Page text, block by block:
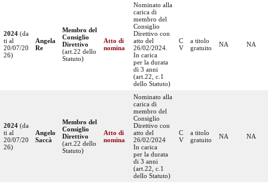
2024(da
ti al
20/07/20
26)
Angela
Re
Membro del
Consiglio
Direttivo
(art.22 dello
Statuto)
Atto di
nomina
Nominato alla
carica di
membro del
Consiglio
Direttivo con
atto del
26/02/2024.
In carica
per la durata
di 3 anni
(art.22, c.1
dello Statuto)
C
V
a titolo
gratuito
NA NA
2024(da
ti al
20/07/20
26)
Angelo
Saccà
Membro del
Consiglio
Direttivo
(art.22 dello
Statuto)
Atto di
nomina
Nominato alla
carica di
membro del
Consiglio
Direttivo con
atto del
26/02/2024
In carica
per la durata
di 3 anni
(art.22, c.1
dello Statuto)
C
V
a titolo
gratuito
NA NA